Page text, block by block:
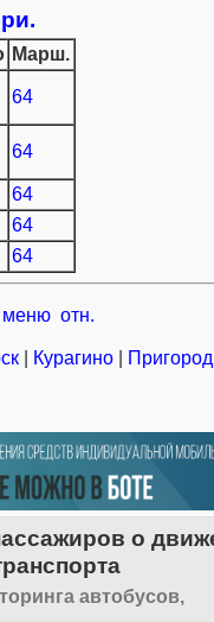
Марш.
64
64
64
64
64
меню отн.
Курагино
о
автобусов,